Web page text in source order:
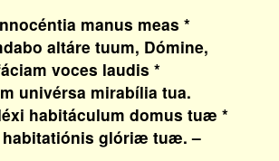
manus meas *
altáre tuum, Dómine,
voces laudis *
univérsa mirabília tua.
habitáculum domus tuæ *
glóriæ tuæ. –